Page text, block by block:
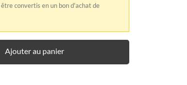
convertis en un bon d'achat de
Ajouter au panier